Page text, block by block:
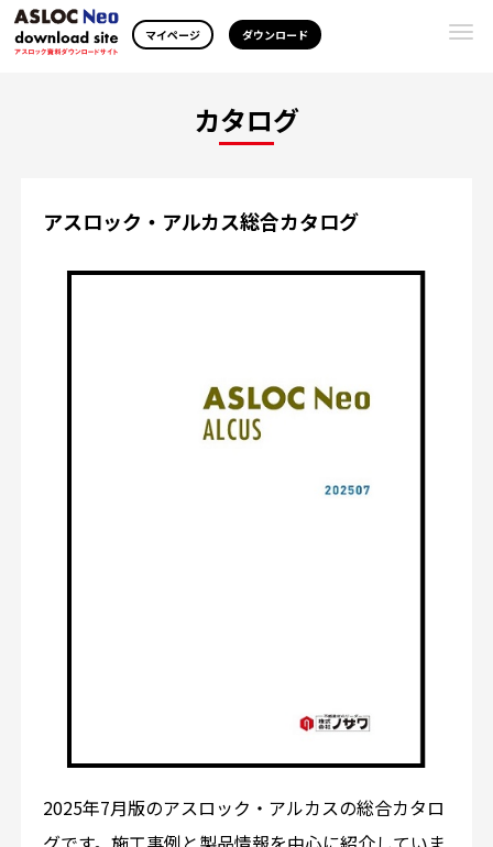
マイページ ダウンロード
カタログ
アスロック・アルカス総合カタログ
2025年7月版のアスロック・アルカスの総合カタロ